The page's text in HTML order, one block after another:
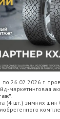
26.02.2026 г.
маркетинговая
.
(4 шт.) зимних шин